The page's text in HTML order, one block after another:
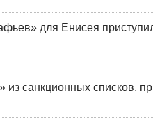
для Енисея
санкционных списков,